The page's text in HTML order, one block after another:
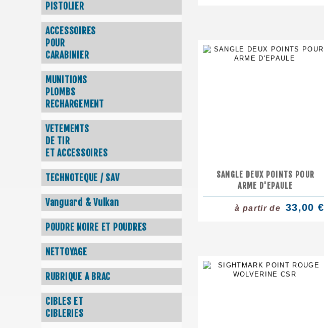
PISTOLIER
ACCESSOIRES
POUR
CARABINIER
MUNITIONS
PLOMBS
RECHARGEMENT
VETEMENTS
DE TIR
ET ACCESSOIRES
TECHNOTEQUE / SAV
Vanguard & Vulkan
POUDRE NOIRE ET POUDRES
NETTOYAGE
RUBRIQUE A BRAC
CIBLES ET
CIBLERIES
SANGLE DEUX POINTS POUR
ARME D'EPAULE
à partir de 33,00 €